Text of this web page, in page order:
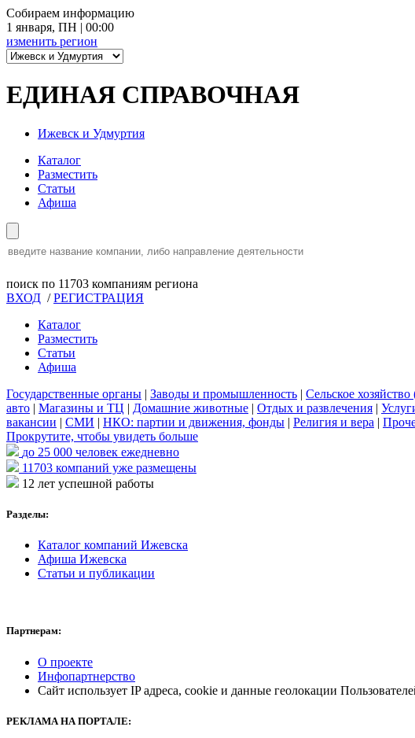
Собираем информацию
1 января, ПН | 00:00
изменить регион
ЕДИНАЯ СПРАВОЧНАЯ
Ижевск и Удмуртия
Каталог
Разместить
Статьи
Афиша
поиск по 11703 компаниям региона
ВХОД /РЕГИСТРАЦИЯ
Каталог
Разместить
Статьи
Афиша
Государственные органы | Заводы и промышленность | Сельское
авто | Магазины и ТЦ | Домашние животные | Отдых и развлечения |
вакансии | СМИ | НКО: партии и движения, фонды | Религия и вера |
Прокрутите, чтобы увидеть больше
до 25 000 человек ежедневно
11703 компаний уже размещены
12 лет успешной работы
Разделы:
Каталог компаний Ижевска
Афиша Ижевска
Статьи и публикации
Партнерам:
О проекте
Инфопартнерство
Сайт использует IP адреса, cookie и данные геолокации
РЕКЛАМА НА ПОРТАЛЕ: